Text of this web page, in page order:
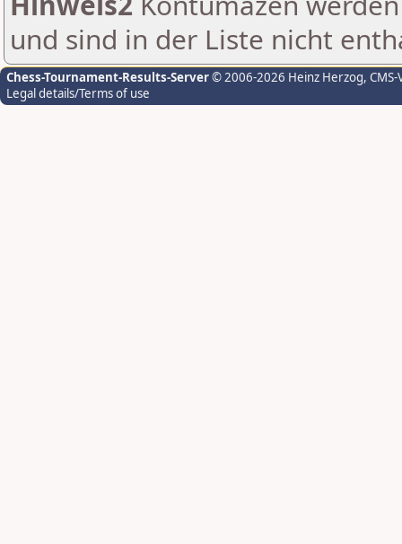
und sind in der Liste nicht
Chess-Tournament-Results-Server© 2006-2026 Heinz Herzog,
Legal details/Terms of use